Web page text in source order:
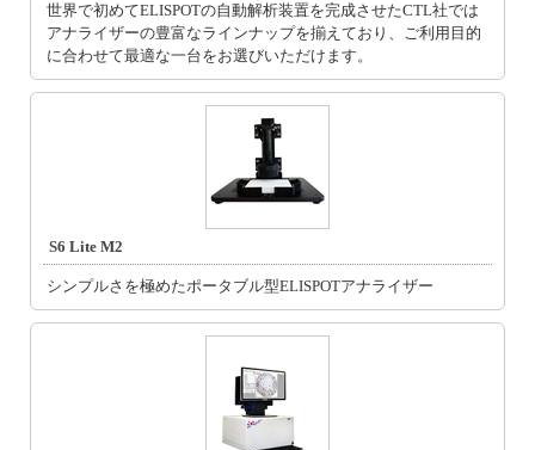
世界で初めてELISPOTの自動解析装置を完成させたCTL社では
アナライザーの豊富なラインナップを揃えており、ご利用目的
に合わせて最適な一台をお選びいただけます。
S6 Lite M2
シンプルさを極めたポータブル型ELISPOTアナライザー